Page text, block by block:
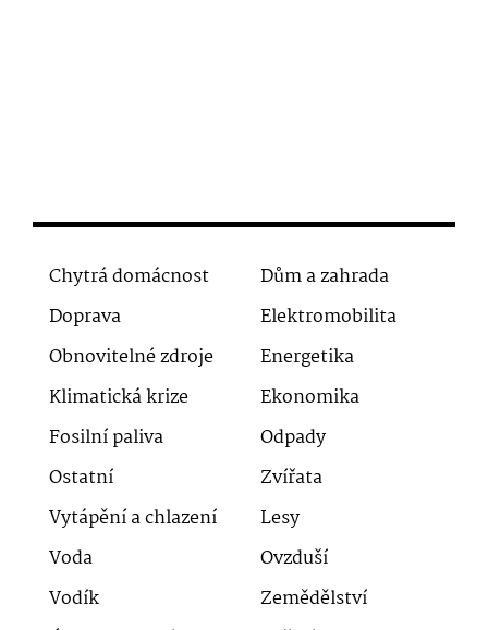
Chytrá domácnost
Dům a zahrada
Doprava
Elektromobilita
Obnovitelné zdroje
Energetika
Klimatická krize
Ekonomika
Fosilní paliva
Odpady
Ostatní
Zvířata
Vytápění a chlazení
Lesy
Voda
Ovzduší
Vodík
Zemědělství